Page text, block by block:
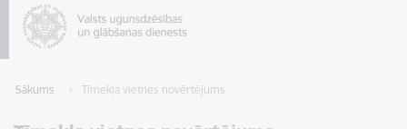
Sākums Tīmekļa vietnes novērtējums